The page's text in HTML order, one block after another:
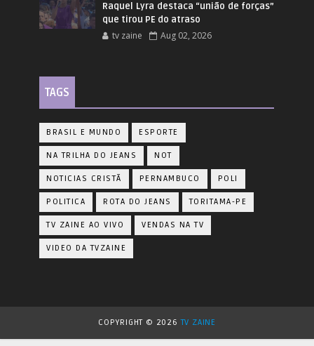
Raquel Lyra destaca “união de forças”
que tirou PE do atraso
tv zaine Aug 02, 2026
TAGS
BRASIL E MUNDO ESPORTE
NA TRILHA DO JEANS NOT
NOTICIAS CRISTÃ PERNAMBUCO POLI
POLITICA ROTA DO JEANS TORITAMA-PE
TV ZAINE AO VIVO VENDAS NA TV
VIDEO DA TVZAINE
COPYRIGHT © 2026TV ZAINE